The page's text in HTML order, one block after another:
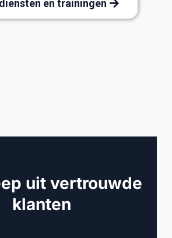
en trainingen
uit vertrouwde
klanten